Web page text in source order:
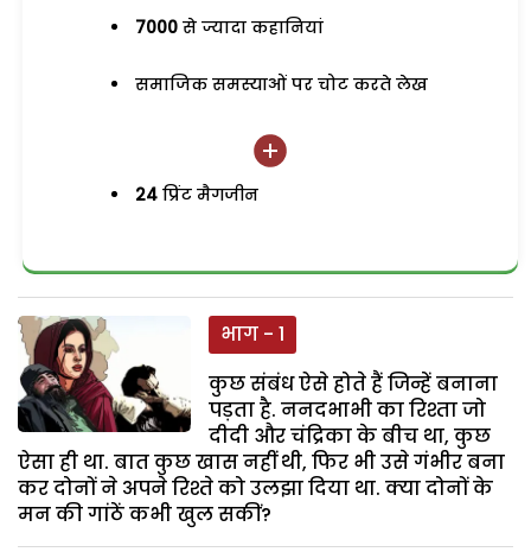
7000 से ज्यादा कहानियां
समाजिक समस्याओं पर चोट करते लेख
24 प्रिंट मैगजीन
भाग - 1
कुछ संबंध ऐसे होते हैं जिन्हें बनाना
पड़ता है. ननदभाभी का रिश्ता जो
दीदी और चंद्रिका के बीच था, कुछ
ऐसा ही था. बात कुछ खास नहीं थी, फिर भी उसे गंभीर बना
कर दोनों ने अपने रिश्ते को उलझा दिया था. क्या दोनों के
मन की गांठें कभी खुल सकीं?